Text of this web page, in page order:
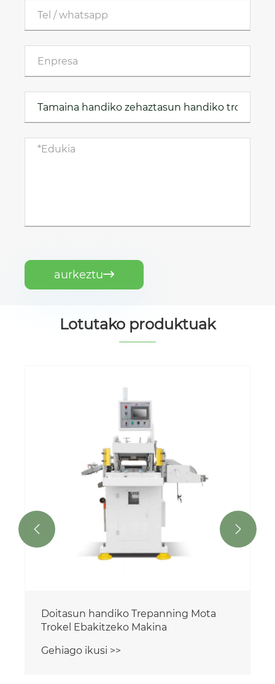
aurkeztu
Lotutako produktuak
Funtzio anitzeko Trepaning
Troquelatze Makina Aparra eta
Gehiago ikusi >>
 